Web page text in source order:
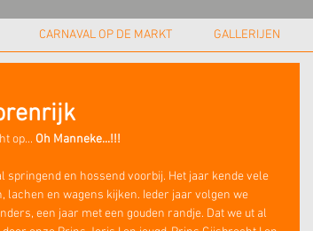
CARNAVAL OP DE MARKT GALLERIJEN
op... Oh Manneke...!!!
en hossend voorbij. Het jaar kende vele
lachen en wagens kijken. Ieder jaar volgen we
een jaar met een gouden randje. Dat we ut al